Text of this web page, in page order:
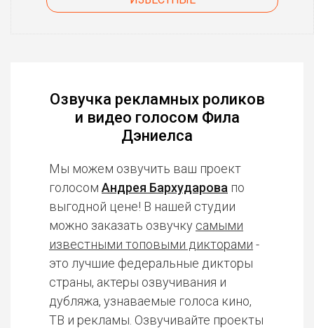
Озвучка рекламных роликов
и видео голосом Фила
Дэниелса
Мы можем озвучить ваш проект
голосом Андрея Бархударова по
выгодной цене! В нашей студии
можно заказать озвучку самыми
известными топовыми дикторами -
это лучшие федеральные дикторы
страны, актеры озвучивания и
дубляжа, узнаваемые голоса кино,
ТВ и рекламы. Озвучивайте проекты